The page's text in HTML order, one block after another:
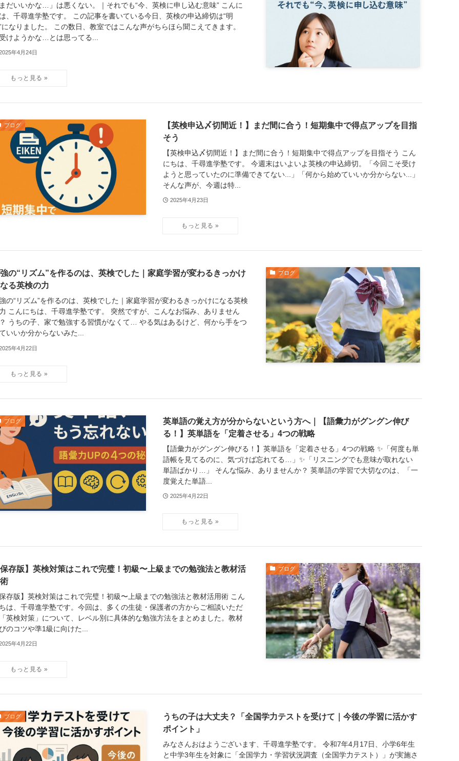
だいいかな…」は悪くない。｜それでも“今、英検に申し込む意味” こんに
、千尋進学塾です。 この記事を書いている今日、英検の申込締切は“明
になりました。 この数日、教室ではこんな声がちらほら聞こえてきます。
けようかな…とは思ってる...
年4月24日
ブログ
【英検申込〆切間近！】まだ間に合う！短期集中で得点アップを目指
そう
【英検申込〆切間近！】まだ間に合う！短期集中で得点アップを目指そう こん
にちは、千尋進学塾です。 今週末はいよいよ英検の申込締切。「今回こそ受け
ようと思っていたのに準備できてない...」「何から始めていいか分からない...」
そんな声が、今週は特...
2025年4月23日
ブログ
の“リズム”を作るのは、英検でした｜家庭学習が変わるきっかけ
る英検の力
の“リズム”を作るのは、英検でした｜家庭学習が変わるきっかけになる英検
こんにちは、千尋進学塾です。 突然ですが、こんなお悩み、ありません
うちの子、家で勉強する習慣がなくて… やる気はあるけど、何から手をつ
いいか分からないみた...
年4月22日
ブログ
英単語の覚え方が分からないという方へ｜【語彙力がグングン伸び
る！】英単語を「定着させる」4つの戦略
【語彙力がグングン伸びる！】英単語を「定着させる」4つの戦略 ✨「何度も単
語帳を見てるのに、気づけば忘れてる…」✨「リスニングでも意味が取れない
単語ばかり…」 そんな悩み、ありませんか？ 英単語の学習で大切なのは、「一
度覚えた単語...
2025年4月22日
ブログ
存版】英検対策はこれで完璧！初級〜上級までの勉強法と教材活
存版】英検対策はこれで完璧！初級〜上級までの勉強法と教材活用術 こん
は、千尋進学塾です。今回は、多くの生徒・保護者の方からご相談いただ
英検対策」について、レベル別に具体的な勉強方法をまとめました。教材
のコツや準1級に向けた...
年4月22日
ブログ
うちの子は大丈夫？「全国学力テストを受けて｜今後の学習に活かす
ポイント」
みなさんおはようございます、千尋進学塾です。 令和7年4月17日、小学6年生
と中学3年生を対象に「全国学力・学習状況調査（全国学力テスト）」が実施さ